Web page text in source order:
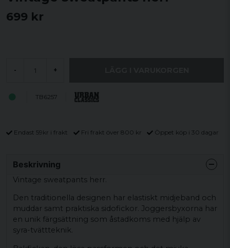
699 kr
- +
TB6257
Endast 59kr i frakt Fri frakt över 800 kr Öppet köp i 30 dagar
Beskrivning
Vintage sweatpants herr.
Den traditionella designen har elastiskt midjeband och
muddar samt praktiska sidofickor. Joggersbyxorna har
en unik färgsättning som åstadkoms med hjälp av
syra-tvättteknik.